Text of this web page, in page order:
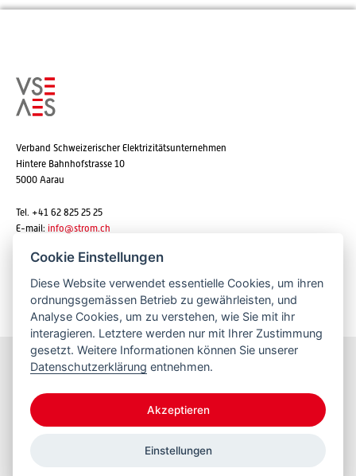
Verband Schweizerischer Elektrizitätsunternehmen
Hintere Bahnhofstrasse 10
5000 Aarau
Tel. +41 62 825 25 25
E-mail: info@strom.ch
Newsletter abonnieren
Bleiben Sie informiert
© 2026 VSE
Cookie Einstellungen
Diese Website verwendet essentielle Cookies, um ihren
ordnungsgemässen Betrieb zu gewährleisten, und
Analyse Cookies, um zu verstehen, wie Sie mit ihr
interagieren. Letztere werden nur mit Ihrer Zustimmung
gesetzt. Weitere Informationen können Sie unserer
Datenschutzerklärung entnehmen.
Akzeptieren
Einstellungen